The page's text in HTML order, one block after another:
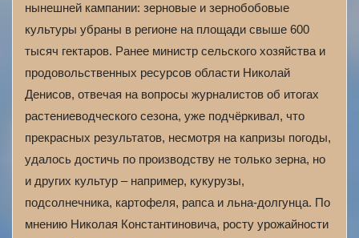
нынешней кампании: зерновые и зернобобовые
культуры убраны в регионе на площади свыше 600
тысяч гектаров. Ранее министр сельского хозяйства и
продовольственных ресурсов области Николай
Денисов, отвечая на вопросы журналистов об итогах
растениеводческого сезона, уже подчёркивал, что
прекрасных результатов, несмотря на капризы погоды,
удалось достичь по производству не только зерна, но
и других культур – например, кукурузы,
подсолнечника, картофеля, рапса и льна-долгунца. По
мнению Николая Константиновича, росту урожайности